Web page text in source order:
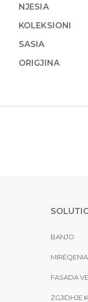
NJESIA
KOLEKSIONI
SASIA
ORIGJINA
BANJO
MIRËQENIA
FASADA
ZGJIDHJE